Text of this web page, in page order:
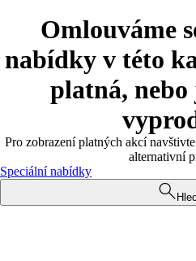
Omlouváme
nabídky v této
platná,
Pro zobrazení platných akcí
alternativní
Speciální nabídky